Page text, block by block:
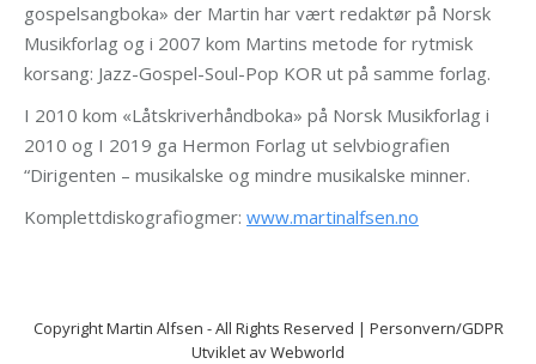
gospelsangboka» der Martin har vært redaktør på Norsk
Musikforlag og i 2007 kom Martins metode for rytmisk
korsang: Jazz-Gospel-Soul-Pop KOR ut på samme forlag.
I 2010 kom «Låtskriverhåndboka» på Norsk Musikforlag i
2010 og I 2019 ga Hermon Forlag ut selvbiografien
“Dirigenten – musikalske og mindre musikalske minner.
Komplettdiskografiogmer: www.martinalfsen.no
CopyrightMartin Alfsen - All Rights Reserved | Personvern/GDPR
Utviklet avWebworld